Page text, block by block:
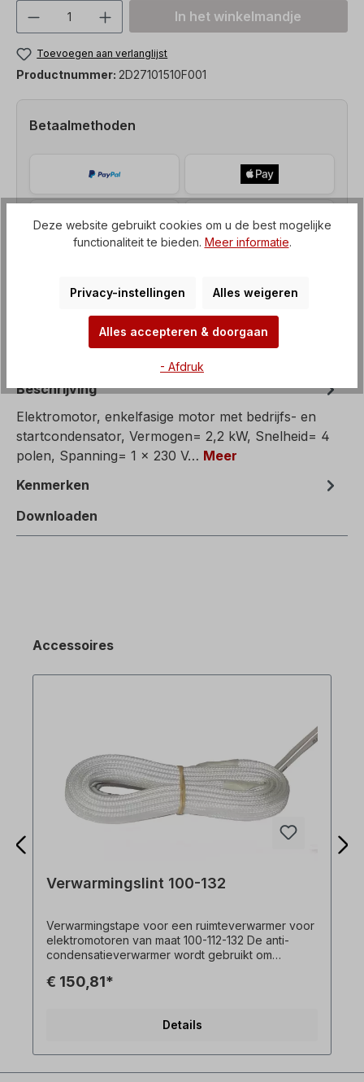
Producthoeveelheid: Voer de
In het winkelmandje
Toevoegen aan verlanglijst
Productnummer: 2D27101510F001
Betaalmethoden
Beschrijving
Elektromotor, enkelfasige motor met bedrijfs- en
startcondensator, Vermogen= 2,2 kW, Snelheid= 4
polen, Spanning= 1 x 230 V… Meer
Kenmerken
Downloaden
Accessoires
Verwarmingslint 100-132
Verwarmingstape voor een ruimteverwarmer voor
elektromotoren van maat 100-112-132 De anti-
condensatieverwarmer wordt gebruikt om
tijdens bedrijfspauzes.
€ 150,81*
Details
Deze website gebruikt cookies om u de best mogelijke
functionaliteit te bieden. Meer informatie.
Privacy-instellingen Alles weigeren
Alles accepteren & doorgaan
- Afdruk